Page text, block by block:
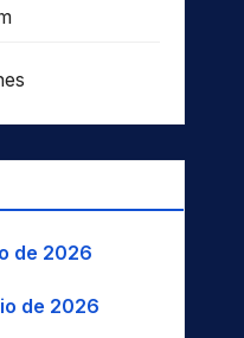
de 2026
de 2026